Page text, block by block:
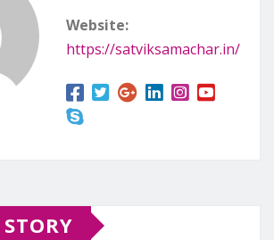
Website:
https://satviksamachar.in/